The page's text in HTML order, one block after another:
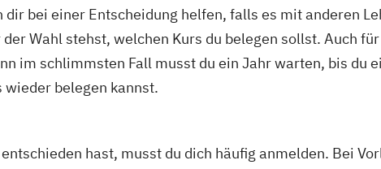
dir bei einer Entscheidung helfen, falls es mit anderen
Wahl stehst, welchen Kurs du belegen sollst. Auch
im schlimmsten Fall musst du ein Jahr warten, bis du
belegen kannst.
hast, musst du dich häufig anmelden. Bei